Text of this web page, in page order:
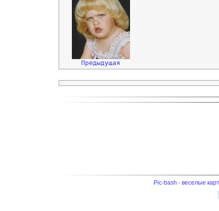
Предыдущая
Pic-bash - веселые